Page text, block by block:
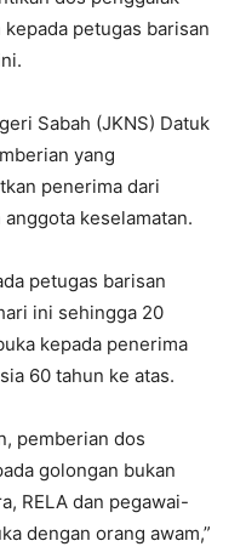
petugas barisan
Sabah (JKNS) Datuk
yang
penerima dari
keselamatan.
petugas barisan
ini sehingga 20
kepada penerima
60 tahun ke atas.
pemberian dos
golongan bukan
RELA dan pegawai-
dengan orang awam,”